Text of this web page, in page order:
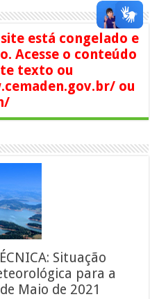
site está congelado e
Acesse o conteúdo
texto ou
ou
Situação
para a
Maio de 2021